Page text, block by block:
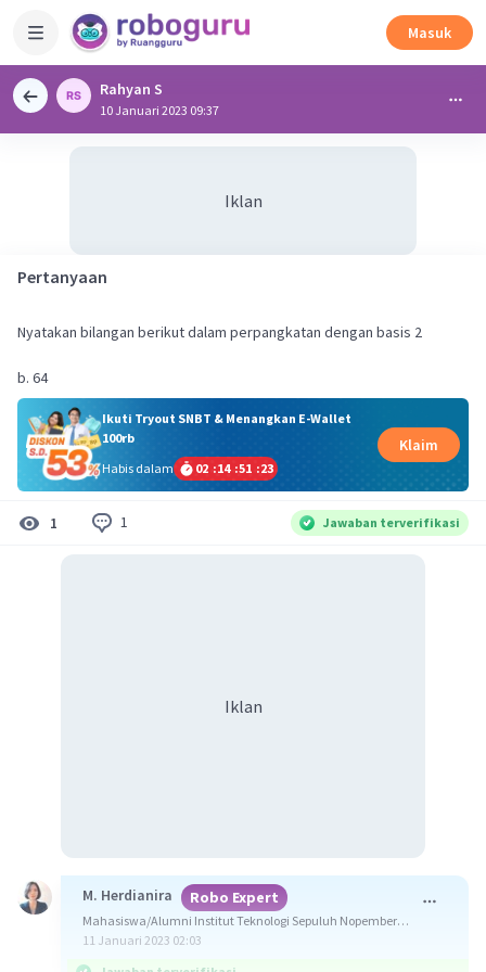
Masuk
Rahyan S
10 Januari 2023 09:37
Iklan
Pertanyaan
Nyatakan bilangan berikut dalam perpangkatan dengan basis 2
Ikuti Tryout SNBT & Menangkan E-Wallet
100rb
Habis dalam
02 :14 :51 :23
Klaim
1 1 Jawaban terverifikasi
Iklan
M. Herdianira Robo Expert
Mahasiswa/Alumni Institut Teknologi Sepuluh Nopember
Surabaya
11 Januari 2023 02:03